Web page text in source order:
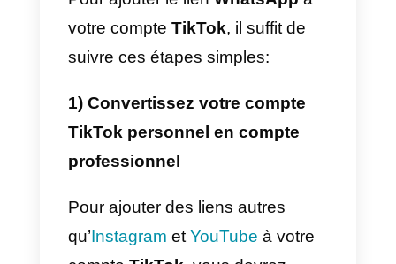
Les avantages de la mise à
niveau de TikTok avec WhatsApp
sont vraiment exceptionnels et
peuvent vous aider à améliorer
considérablement vos ventes.
Dans cette section, nous allons
vous expliquer les raisons pour